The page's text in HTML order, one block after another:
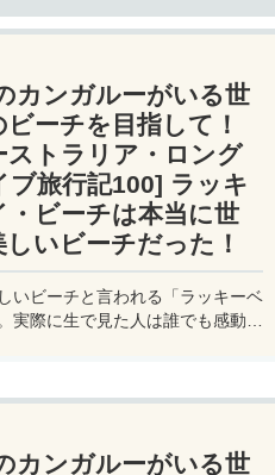
カンガルーがいる世
ビーチを目指して！
ストラリア・ロング
ブ旅行記100] ラッキ
・ビーチは本当に世
しいビーチだった！
いビーチと言われる「ラッキーベ
実際に生で見た人は誰でも感動す
カンガルーがいる世